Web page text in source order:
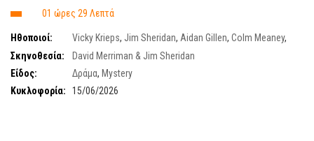
01 ώρες 29 Λεπτά
Ηθοποιοί: Vicky Krieps, Jim Sheridan, Aidan Gillen, Colm Meaney,
John Connors
Σκηνοθεσία:
David Merriman & Jim Sheridan
Είδος:
Δράμα, Mystery
Κυκλοφορία:
15/06/2026